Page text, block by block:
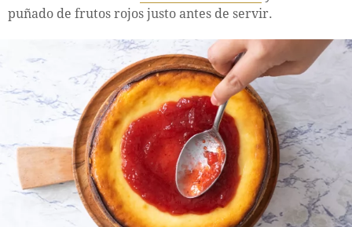
puñado de frutos rojos justo antes de servir.